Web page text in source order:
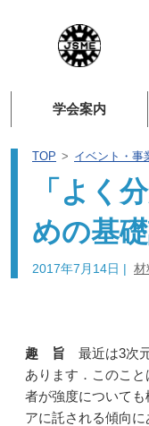
学会案内
TOP イベント・事
「よく
めの基
2017年7月14日 | 材
趣 旨 最近は3次
あります．このこ
者が強度について
アに託される傾向